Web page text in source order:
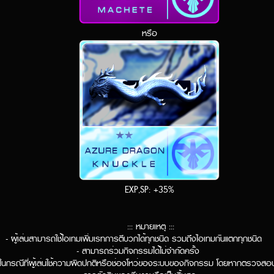
หรือ
EXP,SP: +35%
::: หมายเหตุ :::
- ผู้เล่นสามารถใช้ไอเทมเพิ่มเรทการตีบวกได้ทุกชนิด รวมถึงไอเทมกันแตกทุกชนิด
- สามารถร่วมกิจกรรมได้ไม่จำกัดครั้ง
กรณีที่ผู้เล่นใช้ความผิดปกติหรือช่องโหว่ของระบบของกิจกรรม โดยหากตรวจสอ